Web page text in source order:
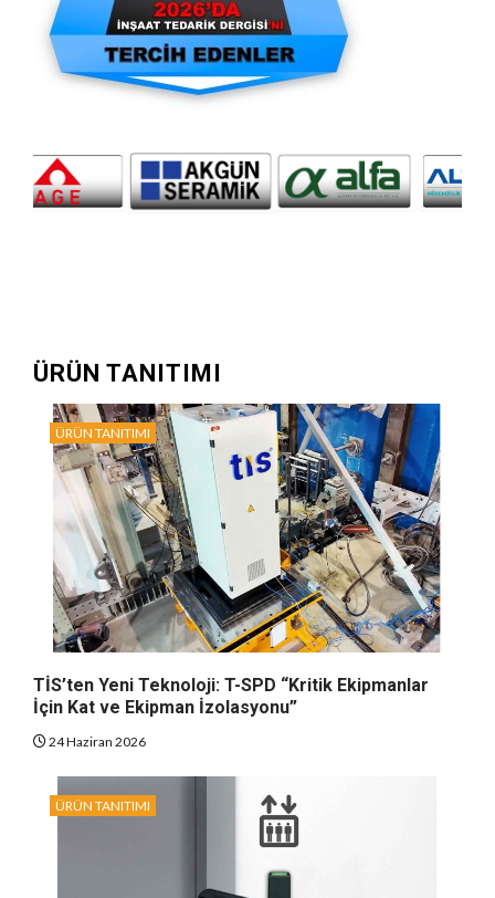
ÜRÜN TANITIMI
ÜRÜN TANITIMI
TİS’ten Yeni Teknoloji: T-SPD “Kritik Ekipmanlar
İçin Kat ve Ekipman İzolasyonu”
24 Haziran 2026
ÜRÜN TANITIMI